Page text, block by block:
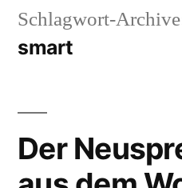
Schlagwort-
smart
Der